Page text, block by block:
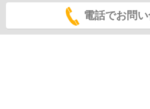
電話でお問